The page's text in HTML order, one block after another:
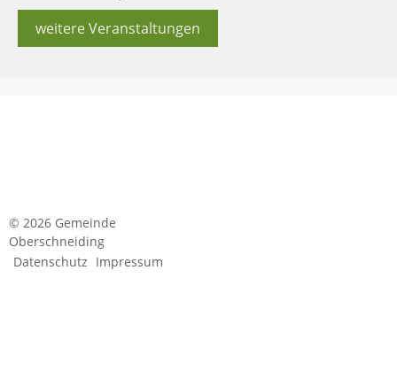
weitere Veranstaltungen
© 2026 Gemeinde
Oberschneiding
Datenschutz Impressum